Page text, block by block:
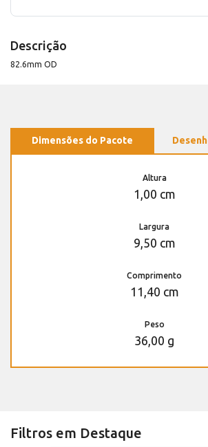
Descrição
82.6mm OD
Dimensões do Pacote
Altura
1,00 cm
Largura
9,50 cm
Comprimento
11,40 cm
Peso
36,00 g
Filtros em Destaque